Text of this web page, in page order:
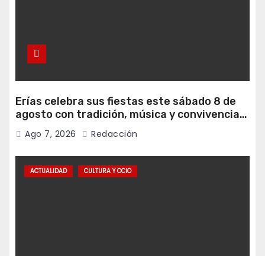
Erías celebra sus fiestas este sábado 8 de
agosto con tradición, música y convivencia
vecinal
Ago 7, 2026 Redacción
ACTUALIDAD CULTURA Y OCIO